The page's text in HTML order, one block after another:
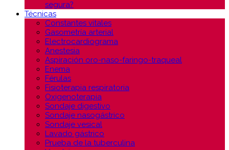
segura?
Técnicas
Constantes vitales
Gasometría arterial
Electrocardiograma
Anestesia
Aspiración oro-naso-faringo-traqueal
Enema
Férulas
Fisioterapia respiratoria
Oxigenoterapia
Sondaje digestivo
Sondaje nasogástrico
Sondaje vesical
Lavado gástrico
Prueba de la tuberculina